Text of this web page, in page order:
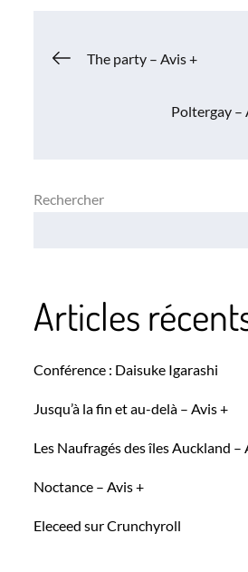
Navigation
The party – Avis +
Poltergay –
Rechercher
Articles
Conférence : Daisuke Igarashi
Jusqu’à la fin et au-delà – Avis +
Les Naufragés des îles Auckland –
Noctance – Avis +
Eleceed sur Crunchyroll